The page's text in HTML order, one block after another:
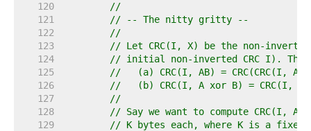
   120
//
   121
// -- The nitty gritty --
   122
//
   123
// Let CRC(I, X) be the non-inverted
   124
// initial non-inverted CRC I).
   125
//   (a) CRC(I, AB) = CRC(CRC(I,
   126
//   (b) CRC(I, A xor B) = CRC(I, A)
   127
//
   128
// Say we want to compute CRC(I,
   129
// K bytes each, where K is a fixed